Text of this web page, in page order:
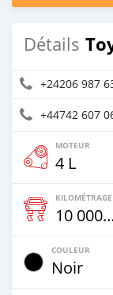
Détails
+24206 987
+44742 607
MOTEUR
4 L
KILOMÉTRAGE
10
COULEUR
Noir